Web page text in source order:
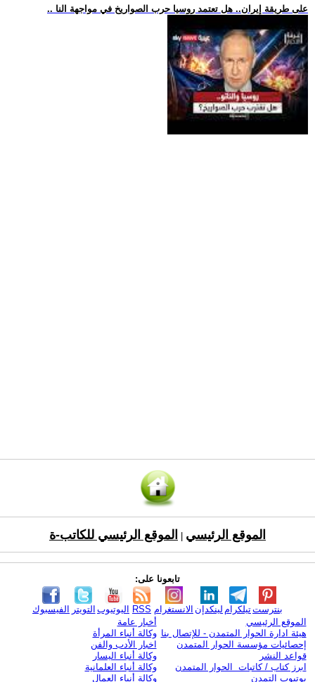
.. على طريقة إيران.. هل تعتمد روسيا حرب الصواريخ في مواجهة النا
الموقع الرئيسي الموقع الرئيسي للكاتب-ة
تابعونا على:
الفيسبوك التويتر اليوتيوب RSS الانستغرام لينكدإن تيلكرامبنترست
الموقع الرئيسي
هيئة ادارة الحوار المتمدن - للإتصال بنا
إحصائيات مؤسسة الحوار المتمدن
قواعد النشر
ابرز كتاب / كاتبات الحوار المتمدن
يوتيوب التمدن
أخبار عامة
وكالة أنباء المرأة
اخبار الأدب والفن
وكالة أنباء اليسار
وكالة أنباء العلمانية
وكالة أنباء العمال